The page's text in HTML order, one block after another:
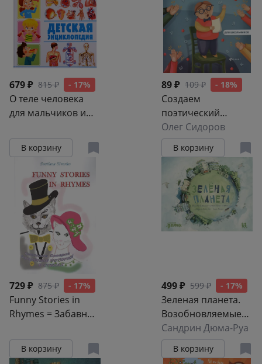
679 ₽ 815 ₽ - 17%
О теле человека
для мальчиков и
энциклопедия
В корзину
89 ₽ 109 ₽ - 18%
Создаем
поэтический
сборник
Олег Сидоров
В корзину
729 ₽ 875 ₽ - 17%
Funny Stories in
Rhymes = Забавные
В корзину
499 ₽ 599 ₽ - 17%
Зеленая планета.
Возобновляемые
источники энергии
Сандрин Дюма-Руа
В корзину